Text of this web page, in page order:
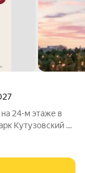
24-м этаже в
Кутузовский в
Ривер Парк
районов